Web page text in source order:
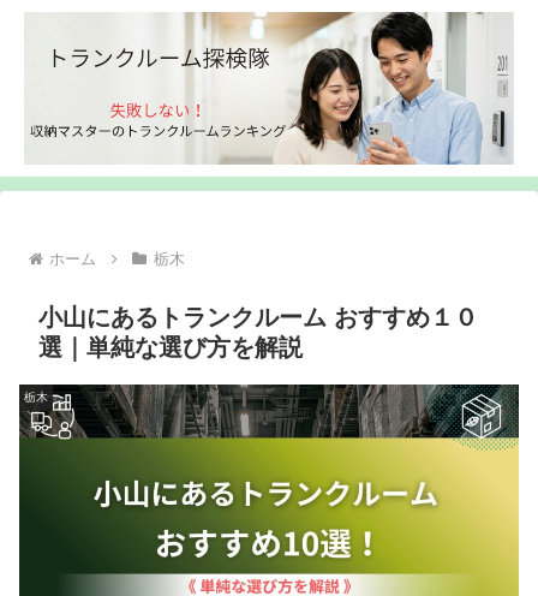
ホーム 栃木
小山にあるトランクルーム おすすめ１０
選｜単純な選び方を解説
栃木